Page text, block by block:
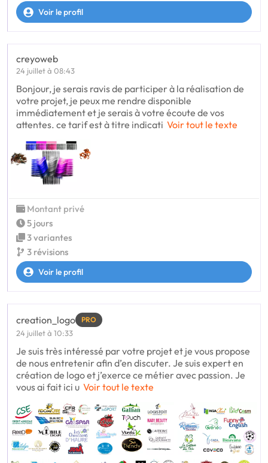
Voir le profil
creyoweb
24 juillet à 08:43
Bonjour, je serais ravis de participer à la réalisation de
votre projet, je peux me rendre disponible
immédiatement et je serais à votre écoute de vos
attentes. ce tarif est à titre indicati Voir tout le texte
Montant privé
5 jours
3 variantes
3 révisions
Voir le profil
creation_logo PRO
24 juillet à 10:33
Je suis très intéressé par votre projet et je vous propose
de nous entretenir afin d’en discuter. Je suis expert en
création de logo et j’exerce ce métier avec passion. Je
vous ai fait ici u Voir tout le texte